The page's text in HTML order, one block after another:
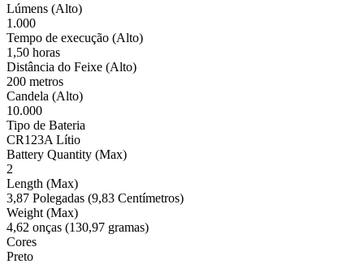
Lúmens (Alto)
1.000
Tempo de execução (Alto)
1,50 horas
Distância do Feixe (Alto)
200 metros
Candela (Alto)
10.000
Tipo de Bateria
CR123A Lítio
Battery Quantity (Max)
2
Length (Max)
3,87 Polegadas (9,83 Centímetros)
Weight (Max)
4,62 onças (130,97 gramas)
Cores
Preto